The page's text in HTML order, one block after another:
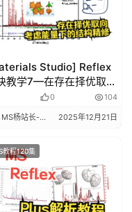
Studio] Reflex
教学7—在存在择优取向
构精修中考虑能量情下
解析-| 理论计算 华算科
0 104
MS杨站长-华算科技 2025年12月21日
教程120集